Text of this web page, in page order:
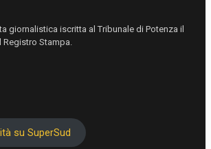
giornalistica iscritta al Tribunale di Potenza il
Registro Stampa.
su SuperSud